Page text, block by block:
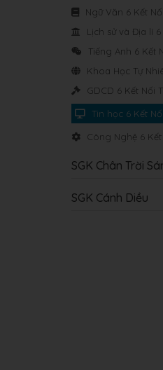
Ngữ Văn 6 Kết
Lịch sử và Địa lí 6
Tiếng Anh 6 Kết
Khoa Học Tự
GDCD 6 Kết Nối
Tin học 6 Kết
Công Nghệ 6 Kết
SGK Chân Trời
SGK Cánh Diều